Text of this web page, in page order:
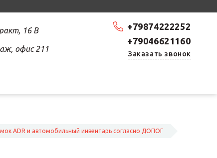
+79874222252
+79046621160
Заказать звонок
16 В
офис 211
ADR и автомобильный инвентарь согласно ДОПОГ